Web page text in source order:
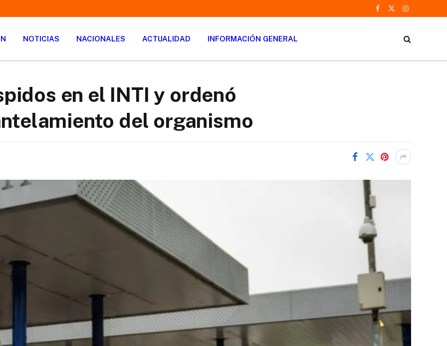
Facebook
X
Instagram
NOTICIAS NACIONALES ACTUALIDAD INFORMACIÓN GENERAL
en el INTI y ordenó
del organismo